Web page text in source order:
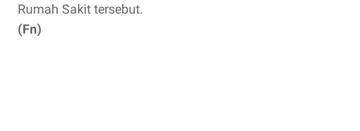
Rumah Sakit tersebut.
(Fn)